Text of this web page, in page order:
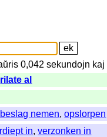
0,042sekundojn kaj
rilate al
nemen,opslorpen
in,verzonken in